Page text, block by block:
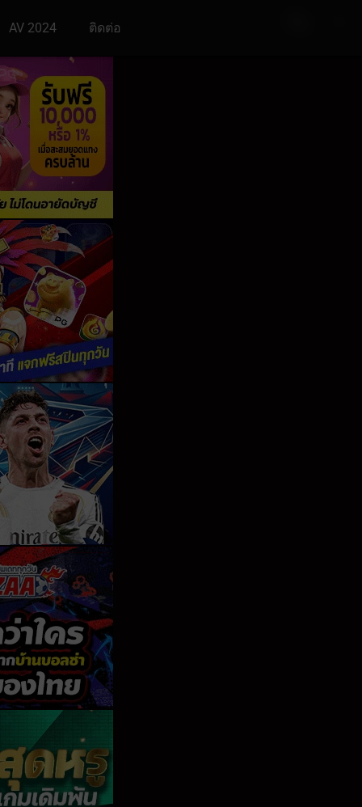
AV 2024 ติดต่อ